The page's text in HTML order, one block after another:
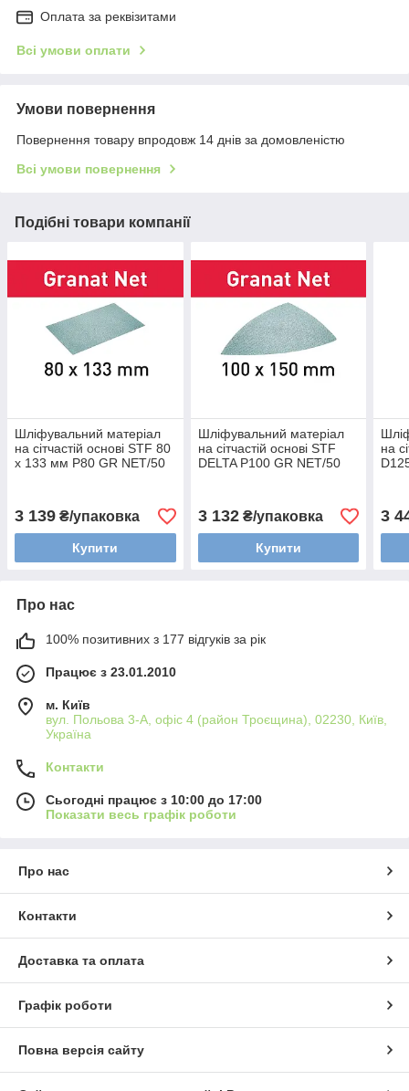
Оплата за реквізитами
Всі умови оплати
Умови повернення
Повернення товару впродовж 14 днів за домовленістю
Всі умови повернення
Подібні товари компанії
Шліфувальний матеріал
на сітчастій основі STF 80
x 133 мм P80 GR NET/50
3 139 ₴/упаковка
Купити
Шліфувальний матеріал
на сітчастій основі STF
DELTA P100 GR NET/50
3 132₴/упаковка
Купити
на
3
Про нас
100% позитивних з 177 відгуків за рік
Працює з 23.01.2010
м. Київ
вул. Польова 3-А, офіс 4 (район Троєщина), 02230, Київ,
Україна
Контакти
Сьогодні працює з 10:00 до 17:00
Показати весь графік роботи
Про нас
Контакти
Доставка та оплата
Графік роботи
Повна версія сайту